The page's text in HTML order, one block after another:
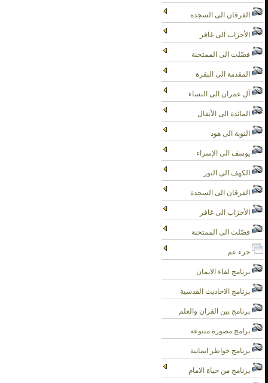
الفرقان الى السجدة
الأحزاب الى غافر
فصّلت الى الممتحنة
المقدمة الى البقرة
آل عمران الى النساء
المائدة الى الأنفال
التوبة الى هود
يوسف الى الإسراء
الكهف الى النور
الفرقان الى السجدة
الأحزاب الى غافر
فصّلت الى الممتحنة
جزء عم
برنامج لقاء الايمان
برنامج الاحاديث القدسية
برنامج بين القران والعلم
برامج مصورة متنوعة
برنامج خواطر ايمانية
برنامج من حياة الامام